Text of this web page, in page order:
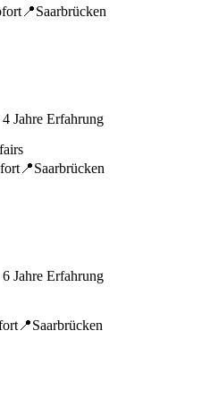
📍Saarbrücken
4 Jahre Erfahrung
📍Saarbrücken
6 Jahre Erfahrung
📍Saarbrücken